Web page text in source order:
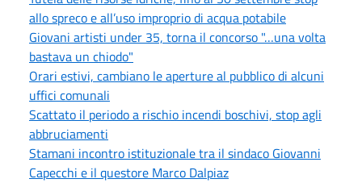
allo spreco e all’uso improprio di acqua potabile
Giovani artisti under 35, torna il concorso "…una volta
bastava un chiodo"
Orari estivi, cambiano le aperture al pubblico di alcuni
uffici comunali
Scattato il periodo a rischio incendi boschivi, stop agli
abbruciamenti
Stamani incontro istituzionale tra il sindaco Giovanni
Capecchi e il questore Marco Dalpiaz